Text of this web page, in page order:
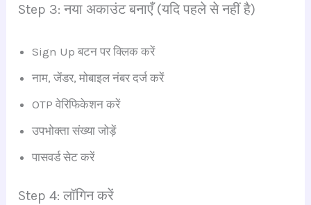
Step 3: नया अकाउंट बनाएँ (यदि पहले से नहीं है)
Sign Up बटन पर क्लिक करें
नाम, जेंडर, मोबाइल नंबर दर्ज करें
OTP वेरिफिकेशन करें
उपभोक्ता संख्या जोड़ें
पासवर्ड सेट करें
Step 4: लॉगिन करें